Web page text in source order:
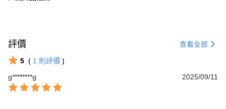
評價 查看全部
5 ( 1 則評價 )
g********g
2025/09/11